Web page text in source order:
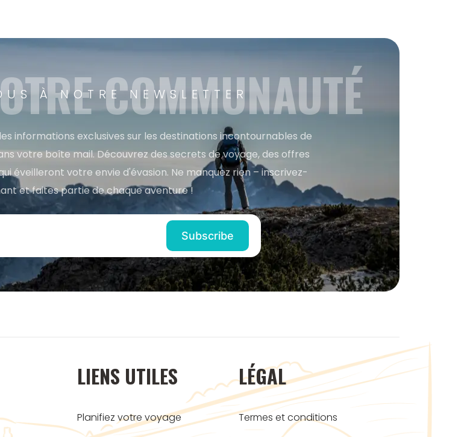
À NOTRE NEWSLETTER
COMMUNAUTÉ
informations exclusives sur les destinations incontournables de
votre boîte mail. Découvrez des secrets de voyage, des offres
éveilleront votre envie d'évasion. Ne manquez rien – inscrivez-
et faites partie de chaque aventure !
LIENS UTILES
Planifiez votre voyage
LÉGAL
Termes et conditions